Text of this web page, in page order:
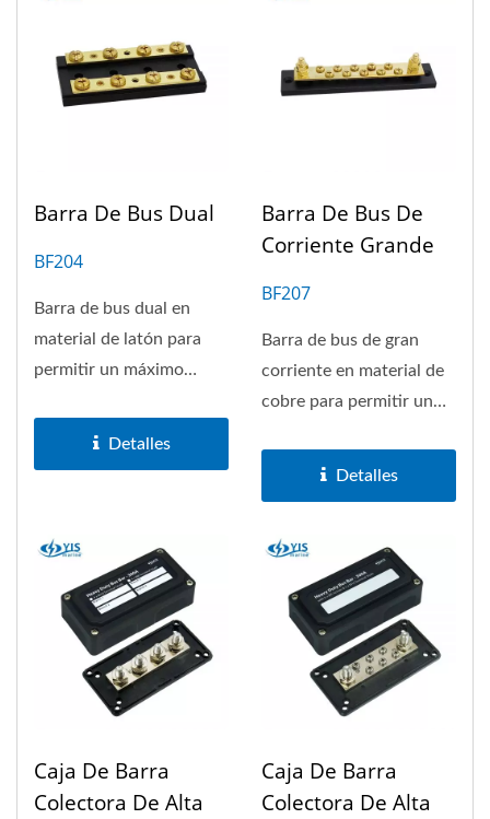
Barra De Bus Dual
BF204
Barra de bus dual en
material de latón para
permitir un máximo
Disponible...
Detalles
Barra De Bus De
Corriente Grande
BF207
Barra de bus de gran
corriente en material de
cobre para permitir un
Detalles
Caja De Barra
Colectora De Alta
Caja De Barra
Colectora De Alta